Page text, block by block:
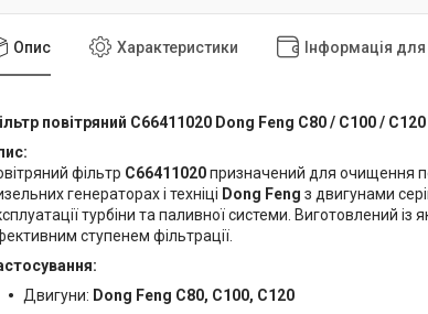
Опис Характеристики Інформація
повітряний C66411020 Dong Feng C80 / C100 /
фільтр C66411020призначений для очищення
генераторах і техніці Dong Feng з двигунами
турбіни та паливної системи. Виготовлений
ступенем фільтрації.
Двигуни: Dong Feng C80, C100, C120